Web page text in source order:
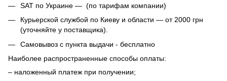
SAT по Украине — (по тарифам компании)
Курьерской службой по Киеву и области — от 2000 грн
(уточняйте у поставщика).
Самовывоз с пункта выдачи - бесплатно
Наиболее распространенные способы оплаты:
– наложенный платеж при получении;